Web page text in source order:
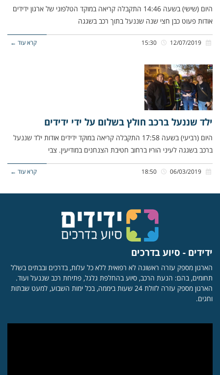
היום (שישי) בשעה 14:46 התקבלה קריאה במוקד הטלפוני של ארגון ידידים
אודות פעוט כבן חצי שנה שננעל בתוך רכב בשגגה
קרא עוד ←
ילד שננעל ברכב חולץ בשלום על ידי ידידים
היום (רביעי) בשעה 17:58 התקבלה קריאה במוקד ידידים אודות ילד שננעל
ברכב בשגגה לעיני הוריו ברחוב חטיבת הצנחנים במודיעין. צבי
קרא עוד ←
ידידים - סיוע בדרכים
הארגון מספק עזרה ראשונה לא רפואית ללא כל עלות, בדרכים ובבתים בשלל
תחומים, בהם: הנעת הרכב, סיוע בהחלפת גלגל, פתיחת רכב שננעל ועוד.
הארגון מספק עזרה לזולת 24 שעות ביממה, בכל ימות השבוע, למעט שבתות
וחגים.